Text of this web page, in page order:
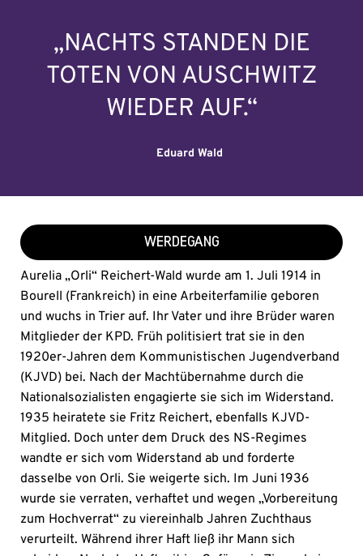
„NACHTS STANDEN DIE
TOTEN VON AUSCHWITZ
WIEDER AUF.“
Eduard Wald
WERDEGANG
Aurelia „Orli“ Reichert-Wald wurde am 1. Juli 1914 in
Bourell (Frankreich) in eine Arbeiterfamilie geboren
und wuchs in Trier auf. Ihr Vater und ihre Brüder waren
Mitglieder der KPD. Früh politisiert trat sie in den
1920er-Jahren dem Kommunistischen Jugendverband
(KJVD) bei. Nach der Machtübernahme durch die
Nationalsozialisten engagierte sie sich im Widerstand.
1935 heiratete sie Fritz Reichert, ebenfalls KJVD-
Mitglied. Doch unter dem Druck des NS-Regimes
wandte er sich vom Widerstand ab und forderte
dasselbe von Orli. Sie weigerte sich. Im Juni 1936
wurde sie verraten, verhaftet und wegen „Vorbereitung
zum Hochverrat“ zu viereinhalb Jahren Zuchthaus
verurteilt. Während ihrer Haft ließ ihr Mann sich